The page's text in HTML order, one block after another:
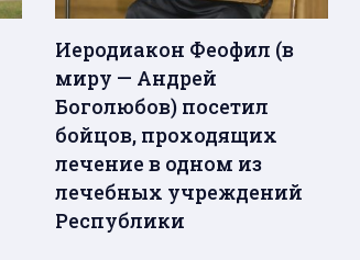
Иеродиакон Феофил (в
миру — Андрей
Боголюбов) посетил
бойцов, проходящих
лечение в одном из
лечебных учреждений
Республики